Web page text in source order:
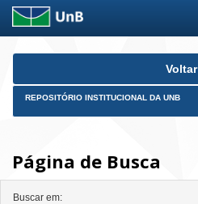
Skip
Voltar
REPOSITÓRIO INSTITUCIONAL DA UNB
Página de Busca
Buscar em: